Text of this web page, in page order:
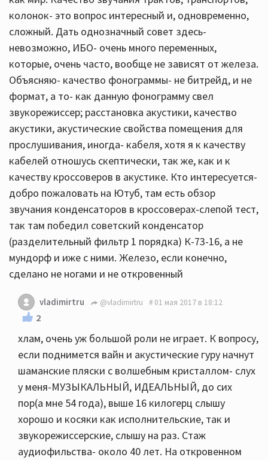
колонок- это вопрос интересный и, одновременно,
сложный. Дать однозначный совет здесь-
невозможно, ИБО- очень много переменных,
которые, очень часто, вообще не зависят от железа.
Объясняю- качество фонограммы- не битрейд, и не
формат, а то- как данную фонограмму свел
звукорежиссер; расстановка акустики, качество
акустики, акустические свойства помещения для
прослушивания, иногда- кабеля, хотя я к качеству
кабелей отношусь скептически, так же, как и к
качеству кроссоверов в акустике. Кто интересуется-
добро пожаловать на Ютуб, там есть обзор
звучания конденсаторов в кроссоверах-слепой тест,
так там победил советский конденсатор
(разделительный фильтр 1 порядка) К-73-16, а не
мундорф и иже с ними. Железо, если конечно,
сделано не ногами и не откровенный
vladimirtru @vladimirtru 01 мая 2017 в 18:12
2
хлам, очень уж большой роли не играет. К вопросу,
если поднимется вайн и акустические гуру начнут
шаманские пляски с волшебным кристаллом- слух
у меня-МУЗЫКАЛЬНЫЙ, ИДЕАЛЬНЫЙ, до сих
пор(а мне 54 года), выше 16 килогерц слышу
хорошо и косяки как исполнительские, так и
звукорежиссерские, слышу на раз. Стаж
аудиофильства- около 40 лет. На откровенном